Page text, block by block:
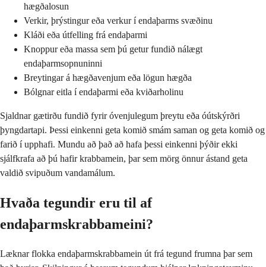
hægðalosun
Verkir, þrýstingur eða verkur í endaþarms svæðinu
Kláði eða útfelling frá endaþarmi
Knoppur eða massa sem þú getur fundið nálægt
endaþarmsopnuninni
Breytingar á hægðavenjum eða lögun hægða
Bólgnar eitla í endaþarmi eða kviðarholinu
Sjaldnar gætirðu fundið fyrir óvenjulegum þreytu eða óútskýrðri
þyngdartapi. Þessi einkenni geta komið smám saman og geta komið og
farið í upphafi. Mundu að það að hafa þessi einkenni þýðir ekki
sjálfkrafa að þú hafir krabbamein, þar sem mörg önnur ástand geta
valdið svipuðum vandamálum.
Hvaða tegundir eru til af
endaþarmskrabbameini?
Læknar flokka endaþarmskrabbamein út frá tegund frumna þar sem